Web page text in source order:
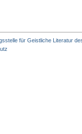
für Geistliche Literatur